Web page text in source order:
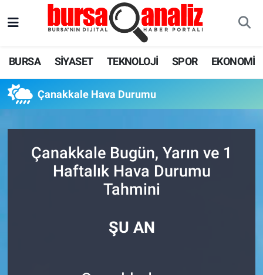
BURSA SİYASET TEKNOLOJİ SPOR EKONOMİ
Çanakkale Hava Durumu
Çanakkale Bugün, Yarın ve 1
Haftalık Hava Durumu
Tahmini
ŞU AN
EKONOMİ
Tüm Manşetler
Son Dakika Haberleri